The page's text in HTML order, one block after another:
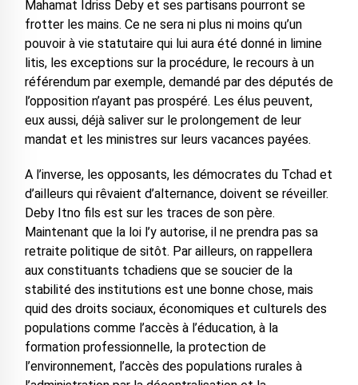
Mahamat Idriss Deby et ses partisans pourront se
frotter les mains. Ce ne sera ni plus ni moins qu’un
pouvoir à vie statutaire qui lui aura été donné in limine
litis, les exceptions sur la procédure, le recours à un
référendum par exemple, demandé par des députés de
l’opposition n’ayant pas prospéré. Les élus peuvent,
eux aussi, déjà saliver sur le prolongement de leur
mandat et les ministres sur leurs vacances payées.
A l’inverse, les opposants, les démocrates du Tchad et
d’ailleurs qui rêvaient d’alternance, doivent se réveiller.
Deby Itno fils est sur les traces de son père.
Maintenant que la loi l’y autorise, il ne prendra pas sa
retraite politique de sitôt. Par ailleurs, on rappellera
aux constituants tchadiens que se soucier de la
stabilité des institutions est une bonne chose, mais
quid des droits sociaux, économiques et culturels des
populations comme l’accès à l’éducation, à la
formation professionnelle, la protection de
l’environnement, l’accès des populations rurales à